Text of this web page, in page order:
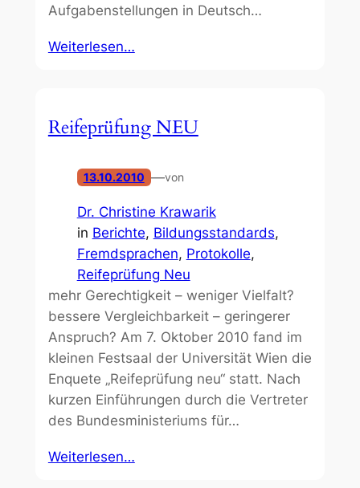
Aufgabenstellungen in Deutsch…
Weiterlesen…
Reifeprüfung NEU
13.10.2010 —von
Dr. Christine Krawarik
in Berichte, Bildungsstandards
Fremdsprachen, Protokolle
Reifeprüfung Neu
mehr Gerechtigkeit – weniger Vielfalt?
bessere Vergleichbarkeit – geringerer
Anspruch? Am 7. Oktober 2010 fand im
kleinen Festsaal der Universität Wien die
Enquete „Reifeprüfung neu“ statt. Nach
kurzen Einführungen durch die Vertreter
des Bundesministeriums für…
Weiterlesen…